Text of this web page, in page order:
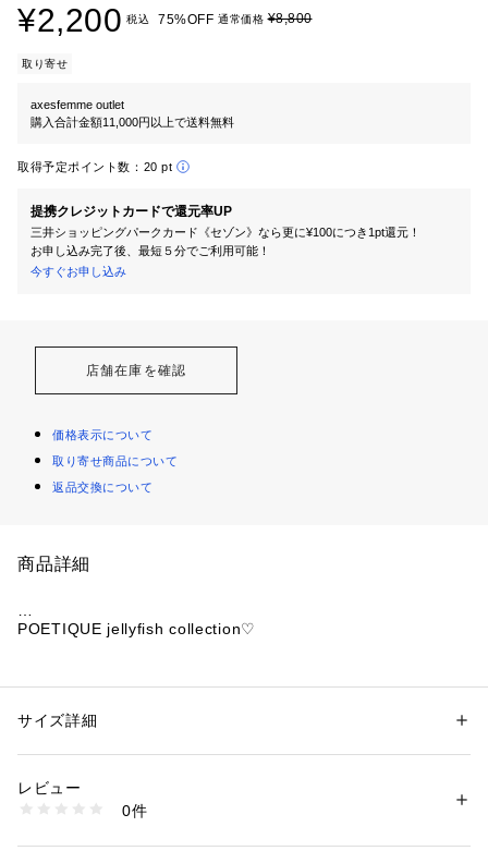
¥2,200 税込 75%OFF 通常価格¥8,800
取り寄せ
axesfemme outlet
購入合計金額11,000円以上で送料無料
取得予定ポイント数： 20 pt
提携クレジットカードで還元率UP
三井ショッピングパークカード《セゾン》なら更に¥100につき1pt還元！
お申し込み完了後、最短５分でご利用可能！
今すぐお申し込み
店舗在庫を確認
価格表示について
取り寄せ商品について
返品交換について
商品詳細
POETIQUE jellyfish collection♡
【デザイン】
さらりと着用できる素材感で羽織りなどを合わせたコーデにピ
性別：レディース
素材：:綿100%
商品番号：
CM351X01P （ショップ）
サイズ詳細
レビュー
0件